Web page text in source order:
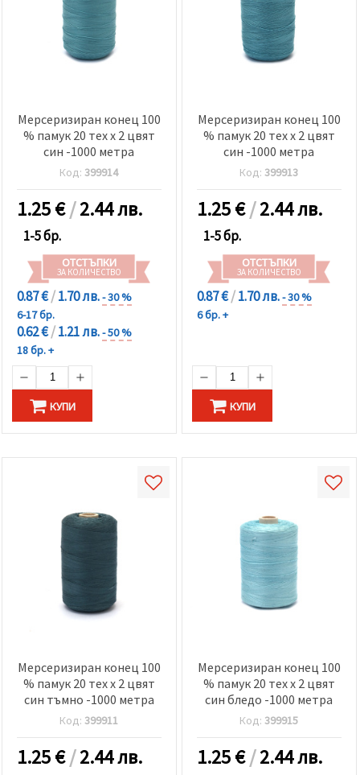
Мерсеризиран конец 100
% памук 20 тех x 2 цвят
син -1000 метра
Код:399914
1.25€/2.44 лв.
1-5 бр.
ОТСТЪПКИ
ЗА КОЛИЧЕСТВО
0.87 €/1.70 лв.- 30 %
6-17 бр.
0.62 €/1.21 лв.- 50 %
18 бр. +
КУПИ
Мерсеризиран конец 100
% памук 20 тех x 2 цвят
син -1000 метра
Код:399913
1.25€/2.44 лв.
1-5 бр.
ОТСТЪПКИ
ЗА КОЛИЧЕСТВО
0.87 €/1.70 лв.- 30 %
6 бр. +
КУПИ
Мерсеризиран конец 100
% памук 20 тех x 2 цвят
син тъмно -1000 метра
Код:399911
1.25€/2.44 лв.
Мерсеризиран конец 100
% памук 20 тех x 2 цвят
син бледо -1000 метра
Код:399915
1.25€/2.44 лв.